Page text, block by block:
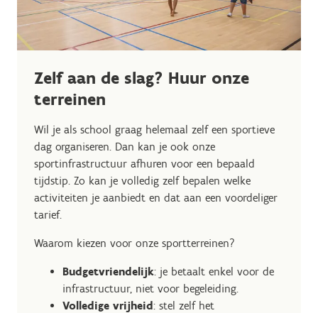
Zelf aan de slag? Huur onze
terreinen
Wil je als school graag helemaal zelf een sportieve
dag organiseren. Dan kan je ook onze
sportinfrastructuur afhuren voor een bepaald
tijdstip. Zo kan je volledig zelf bepalen welke
activiteiten je aanbiedt en dat aan een voordeliger
tarief.
Waarom kiezen voor onze sportterreinen?
Budgetvriendelijk: je betaalt enkel voor de
infrastructuur, niet voor begeleiding.
Volledige vrijheid: stel zelf het